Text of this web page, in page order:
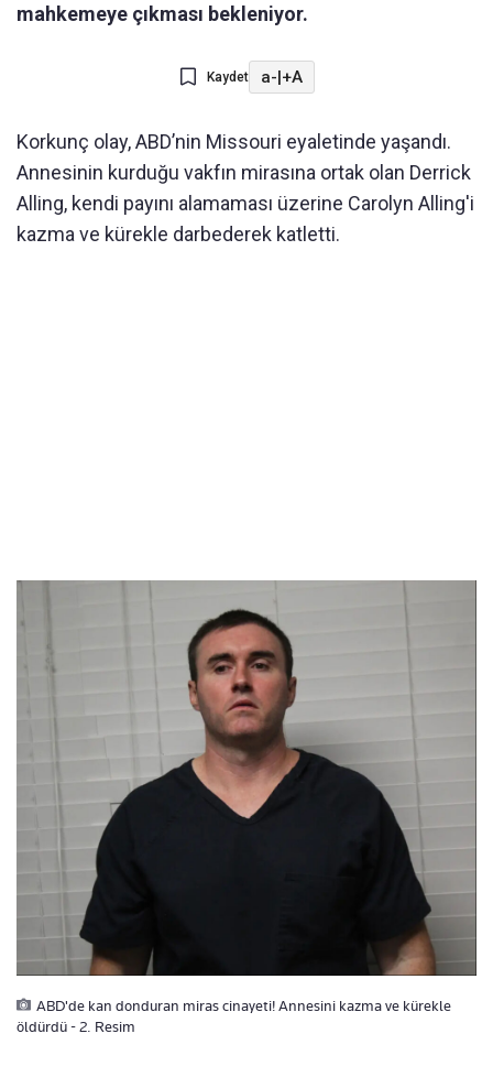
mahkemeye çıkması bekleniyor.
Kaydet a-|+A
Korkunç olay, ABD’nin Missouri eyaletinde yaşandı.
Annesinin kurduğu vakfın mirasına ortak olan Derrick
Alling, kendi payını alamaması üzerine Carolyn Alling'i
kazma ve kürekle darbederek katletti.
ABD'de kan donduran miras cinayeti! Annesini kazma ve kürekle
öldürdü - 2. Resim